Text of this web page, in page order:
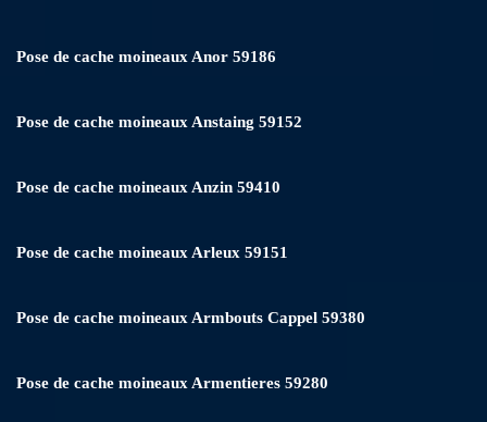
Pose de cache moineaux Anor 59186
Pose de cache moineaux Anstaing 59152
Pose de cache moineaux Anzin 59410
Pose de cache moineaux Arleux 59151
Pose de cache moineaux Armbouts Cappel 59380
Pose de cache moineaux Armentieres 59280